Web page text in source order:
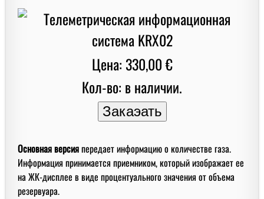
Цена: 330,00 €
Кол-во: в наличии.
Основная версияпередает информацию о количестве газа.
Информация принимается приемником, который изображает ее
на ЖК-дисплее в виде процентуального значения от объема
резервуара.